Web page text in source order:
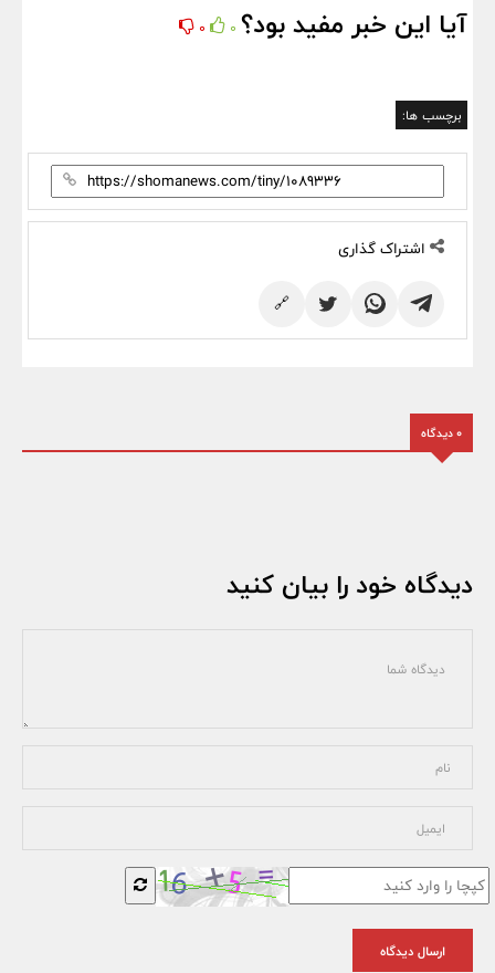
آیا این خبر مفید بود؟ 0
0
برچسب ها:
اشتراک گذاری
🔗
0 دیدگاه
دیدگاه خود را بیان کنید
ارسال دیدگاه